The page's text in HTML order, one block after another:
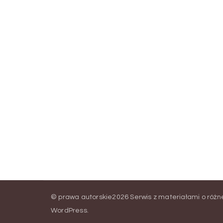
© prawa autorskie2026Serwis z materiałami o
WordPress.